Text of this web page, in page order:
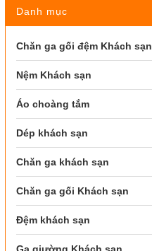
Danh mục
Chăn ga gối đệm Khách sạn
Nệm Khách sạn
Áo choàng tắm
Dép khách sạn
Chăn ga khách sạn
Chăn ga gối Khách sạn
Đệm khách sạn
Ga giường Khách sạn